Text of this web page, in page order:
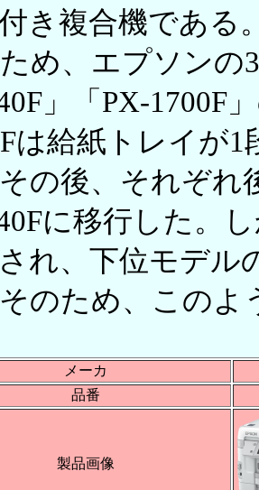
き複合機である
め、エプソンの
」「PX-1700F
は給紙トレイが
の後、それぞれ
に移行した。
れ、下位モデル
のため、このよ
メーカ
品番
製品画像